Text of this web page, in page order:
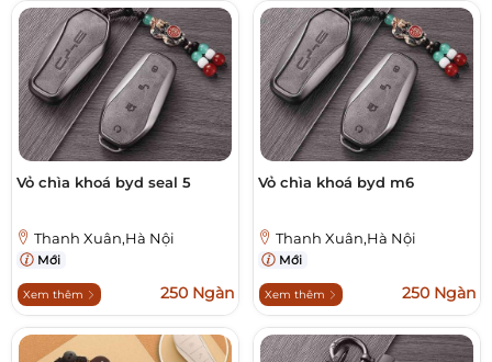
Vỏ chìa khoá byd seal 5
Thanh Xuân,Hà Nội
Mới
Xem thêm 250 Ngàn
Vỏ chìa khoá byd m6
Thanh Xuân,Hà Nội
Mới
Xem thêm 250 Ngàn